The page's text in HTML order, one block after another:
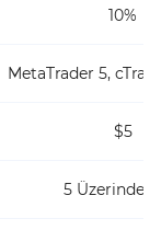
10%
MetaTrader 5,
$5
5 Üzerinden